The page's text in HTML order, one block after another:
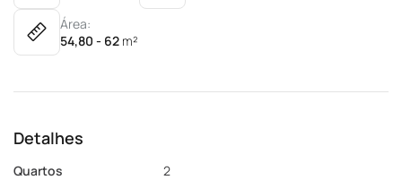
Área:
54,80 - 62 m²
Detalhes
Quartos
2